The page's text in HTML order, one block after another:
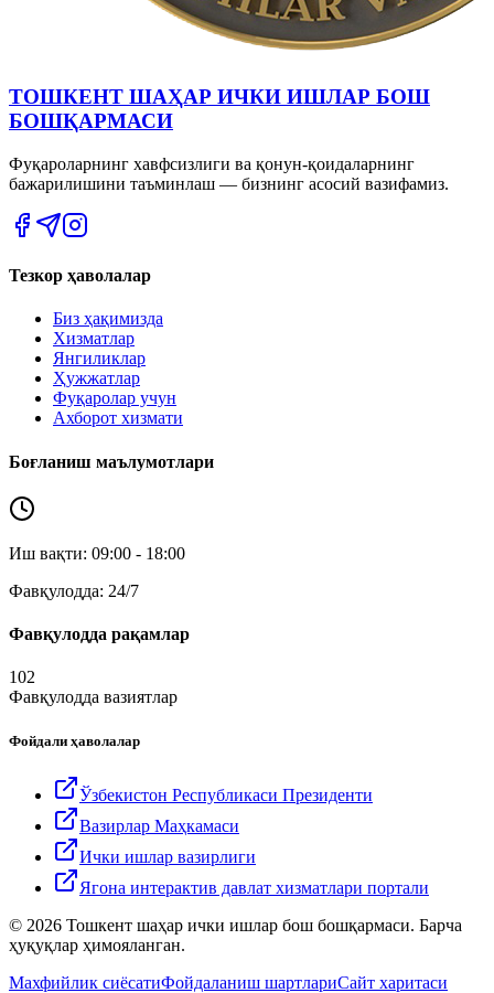
ТОШКЕНТ ШАҲАР ИЧКИ ИШЛАР БОШ
БОШҚАРМАСИ
Фуқароларнинг хавфсизлиги ва қонун-қоидаларнинг
бажарилишини таъминлаш — бизнинг асосий вазифамиз.
Тезкор ҳаволалар
Биз ҳақимизда
Хизматлар
Янгиликлар
Ҳужжатлар
Фуқаролар учун
Ахборот хизмати
Боғланиш маълумотлари
Иш вақти: 09:00 - 18:00
Фавқулодда: 24/7
Фавқулодда рақамлар
102
Фавқулодда вазиятлар
Фойдали ҳаволалар
Ўзбекистон Республикаси Президенти
Вазирлар Маҳкамаси
Ички ишлар вазирлиги
Ягона интерактив давлат хизматлари портали
© 2026 Тошкент шаҳар ички ишлар бош бошқармаси. Барча
ҳуқуқлар ҳимояланган.
Махфийлик сиёсатиФойдаланиш шартлариСайт харитаси